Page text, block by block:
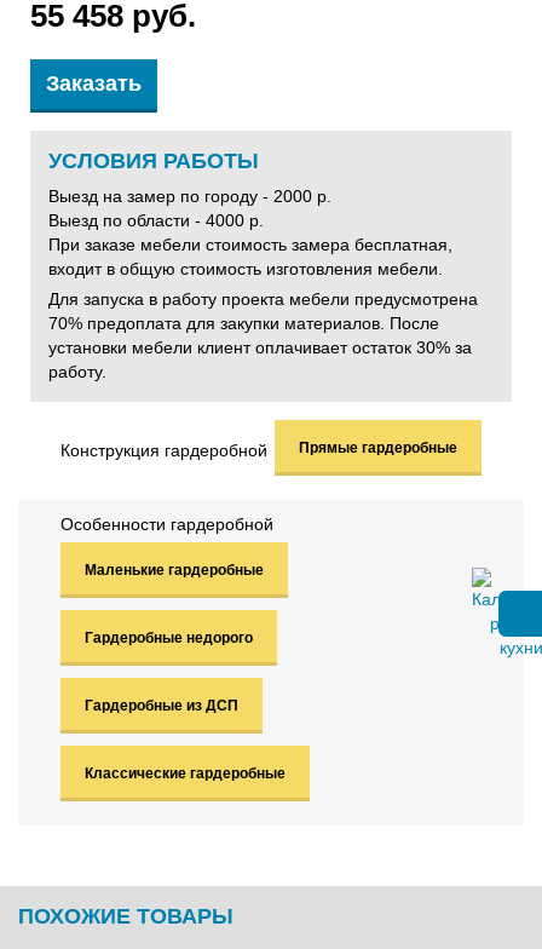
55 458 руб.
Заказать
УСЛОВИЯ РАБОТЫ
Выезд на замер по городу - 2000 р.
Выезд по области - 4000 р.
При заказе мебели стоимость замера бесплатная,
входит в общую стоимость изготовления мебели.
Для запуска в работу проекта мебели предусмотрена
70% предоплата для закупки материалов. После
установки мебели клиент оплачивает остаток 30% за
работу.
Конструкция гардеробной Прямые гардеробные
Особенности гардеробной
Маленькие гардеробные
Гардеробные недорого
Гардеробные из ДСП
Классические гардеробные
ПОХОЖИЕ ТОВАРЫ